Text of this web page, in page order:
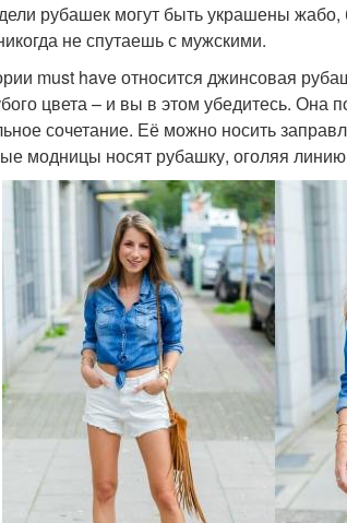
рубашек могут быть украшены
не спутаешь с мужскими.
must have относится джинсовая
цвета – и вы в этом убедитесь.
сочетание. Её можно носить
модницы носят рубашку, оголяя